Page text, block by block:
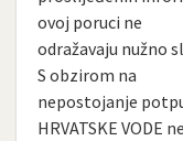
ovoj poruci ne
odražavaju nužno
S obzirom na
nepostojanje
HRVATSKE VODE ne